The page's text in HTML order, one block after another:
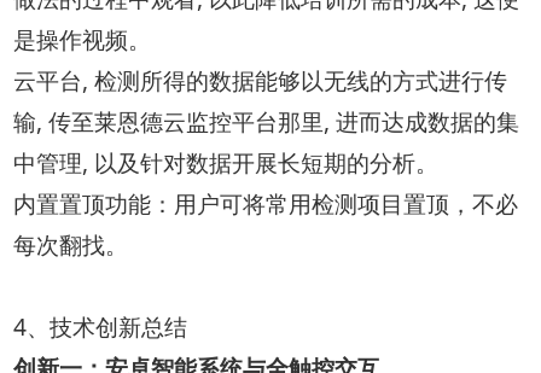
是操作视频。
云平台, 检测所得的数据能够以无线的方式进行传
输, 传至莱恩德云监控平台那里, 进而达成数据的集
中管理, 以及针对数据开展长短期的分析。
内置置顶功能：用户可将常用检测项目置顶，不必
每次翻找。
4、技术创新总结